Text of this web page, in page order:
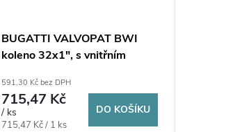
BUGATTI VALVOPAT BWI
koleno 32x1", s vnitřním
mosaz
591,30 Kč bez DPH
715,47 Kč
/ ks
Měrná
715,47 Kč / 1 ks
DO KOŠÍKU